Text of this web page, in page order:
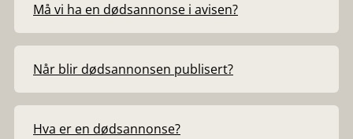
Må vi ha en dødsannonse i avisen?
Når blir dødsannonsen publisert?
Hva er en dødsannonse?